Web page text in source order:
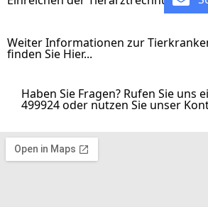
Weiter Informationen zur
finden Sie Hier...
Haben Sie Fragen? Rufen Sie uns
499924 oder nutzen Sie unser